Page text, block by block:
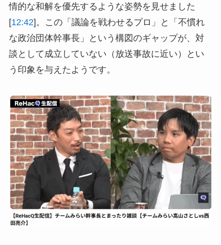
情的な和解を優先するような姿勢を見せました
[12:42]。この「議論を戦わせるプロ」と「不慣れ
な政治団体幹事長」という構図のギャップが、対
談として成立していない（放送事故に近い）とい
う印象を与えたようです。